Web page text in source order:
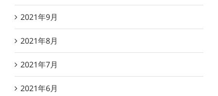
2021年9月
2021年8月
2021年7月
2021年6月